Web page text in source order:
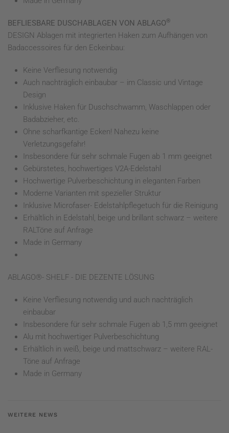
BEFLIESBARE DUSCHABLAGEN VON ABLAGO®
DESIGN Ablagen mit integrierten Haken zum Aufhängen von
Badaccessoires für den Eckeinbau:
Keine Verfliesung notwendig
Auch nachträglich einbaubar – im Classic und Vintage
Design
Inklusive Haken für Duschschwamm, Waschlappen oder
Badabzieher, etc.
Ohne scharfkantige Ecken! Nahezu keine
Verletzungsgefahr!
Insbesondere für sehr schmale Fugen ab 1 mm geeignet
Gebürstetes, hochwertiges V2A-Edelstahl
Hochwertige Pulverbeschichtung in eleganten Farben
Moderne Varianten mit spezieller Struktur
Inklusive Microfaser- Edelstahlpflegetuch für die Reinigung
Erhältlich in Edelstahl, beige und brillant schwarz – weitere
RALTöne auf Anfrage
Made in Germany
ABLAGO®- SHELF - DIE DEZENTE LÖSUNG
Keine Verfliesung notwendig und auch nachträglich
einbaubar
Insbesondere für sehr schmale Fugen ab 1,5 mm geeignet
Alu mit hochwertiger Pulverbeschichtung
Erhältlich in weiß, beige und mattschwarz – weitere RAL-
Töne auf Anfrage
Made in Germany
WEITERE NEWS